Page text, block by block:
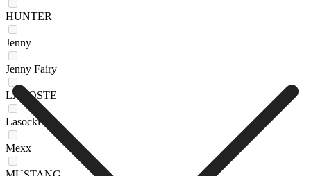
HUNTER
Jenny
Jenny Fairy
LACOSTE
Lasocki
Mexx